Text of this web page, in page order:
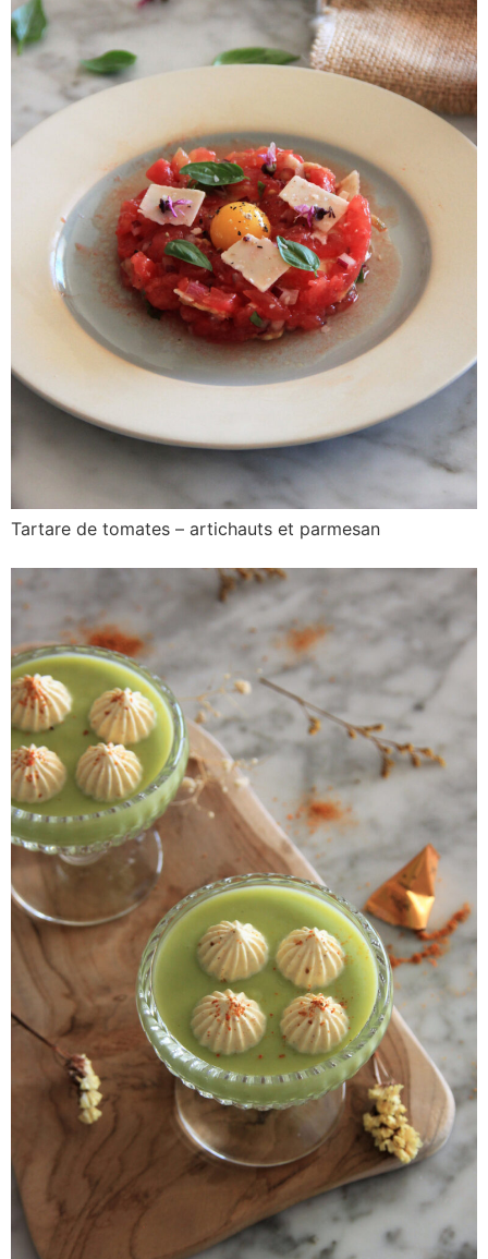
Tartare de tomates – artichauts et parmesan